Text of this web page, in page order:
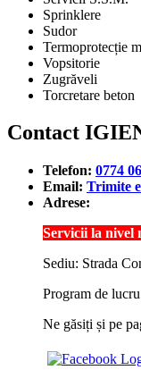
Sprinklere
Sudor
Termoprotecție
Vopsitorie
Zugrăveli
Torcretare beton
Contact
Telefon: 0774
Email: Trimite
Adrese:
Servicii la nivel
Sediu: Strada
Program de
Ne găsiți și pe